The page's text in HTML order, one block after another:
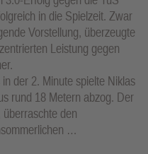
in die Spielzeit. Zwar
Vorstellung, überzeugte
Leistung gegen
der 2. Minute spielte Niklas
rund 18 Metern abzog. Der
den
…